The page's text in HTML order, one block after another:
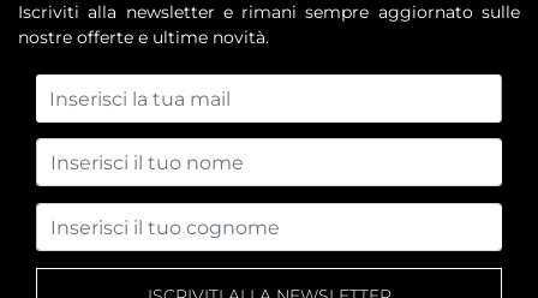
Iscriviti alla newsletter e rimani sempre aggiornato sulle
nostre offerte e ultime novità.